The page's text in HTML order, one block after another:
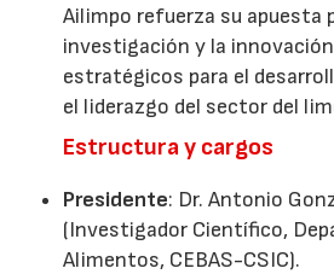
Ailimpo refuerza su apuesta
investigación y la
estratégicos para el
el liderazgo del sector del
Estructura y cargos
Presidente: Dr. Antonio
(Investigador Científico,
Alimentos, CEBAS-CSIC).